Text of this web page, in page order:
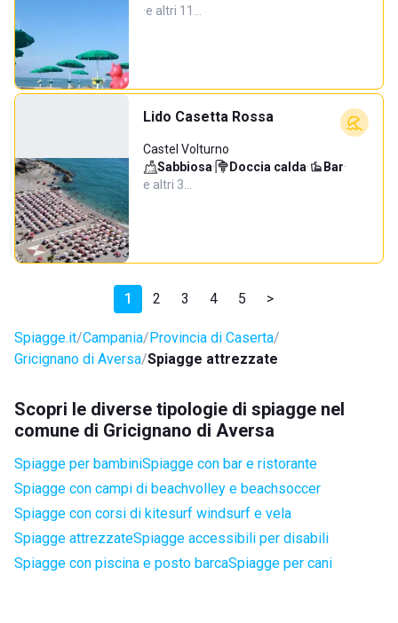
·e altri 11…
Lido Casetta Rossa
Castel Volturno
Sabbiosa· Doccia calda· Bar·
e altri 3…
1 2 3 4 5 >
Spiagge.it Campania Provincia di Caserta
Gricignano di Aversa Spiagge attrezzate
Scopri le diverse tipologie di spiagge nel
comune di Gricignano di Aversa
Spiagge per bambiniSpiagge con bar e ristorante
Spiagge con campi di beachvolley e beachsoccer
Spiagge con corsi di kitesurf windsurf e vela
Spiagge attrezzateSpiagge accessibili per disabili
Spiagge con piscina e posto barcaSpiagge per cani